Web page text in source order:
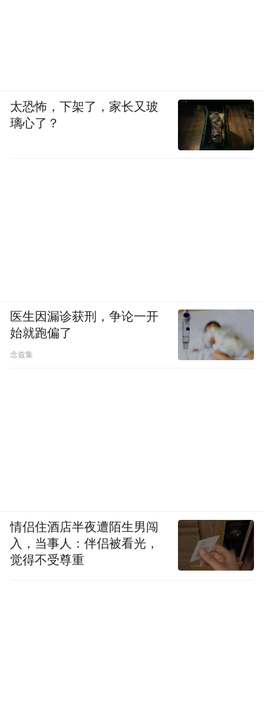
太恐怖，下架了，家长又玻
璃心了？
医生因漏诊获刑，争论一开
始就跑偏了
念兹集
情侣住酒店半夜遭陌生男闯
入，当事人：伴侣被看光，
觉得不受尊重